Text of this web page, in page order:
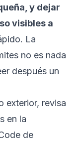
y dejar
visibles a
La
no es nada
después un
exterior, revisa
en la
de